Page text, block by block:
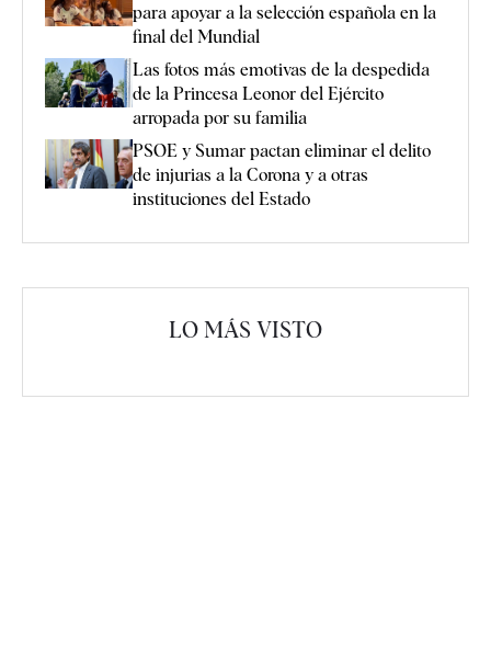
para apoyar a la selección española en la
final del Mundial
Las fotos más emotivas de la despedida
de la Princesa Leonor del Ejército
arropada por su familia
PSOE y Sumar pactan eliminar el delito
de injurias a la Corona y a otras
instituciones del Estado
LO MÁS VISTO